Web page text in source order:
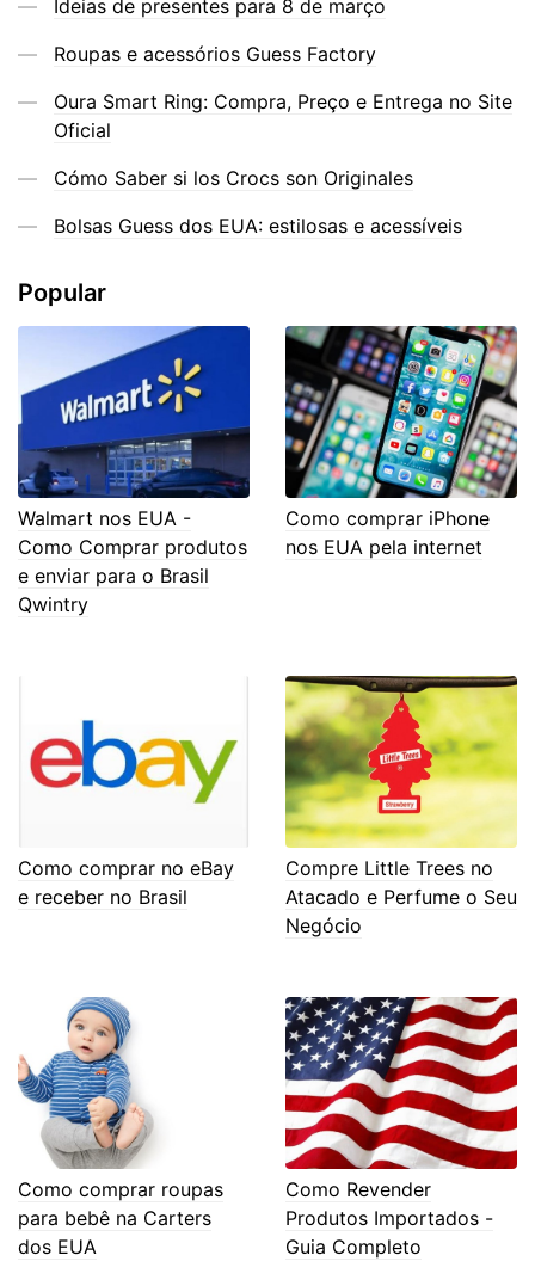
Ideias de presentes para 8 de março
Roupas e acessórios Guess Factory
Oura Smart Ring: Compra, Preço e Entrega no Site
Oficial
Cómo Saber si los Crocs son Originales
Bolsas Guess dos EUA: estilosas e acessíveis
Popular
Walmart nos EUA -
Como Comprar produtos
e enviar para o Brasil
Qwintry
Como comprar iPhone
nos EUA pela internet
Como comprar no eBay
e receber no Brasil
Compre Little Trees no
Atacado e Perfume o Seu
Negócio
Como comprar roupas
para bebê na Carters
dos EUA
Como Revender
Produtos Importados -
Guia Completo